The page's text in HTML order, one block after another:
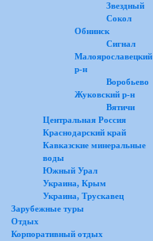
Звездный
Сокол
Обнинск
Сигнал
Малоярославецкий
р-н
Воробьево
Жуковский р-н
Вятичи
Центральная Россия
Краснодарский край
Кавказские минеральные
воды
Южный Урал
Украина, Крым
Украина, Трускавец
Зарубежные туры
Отдых
Корпоративный отдых